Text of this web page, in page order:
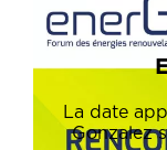
La date
Gonzalez